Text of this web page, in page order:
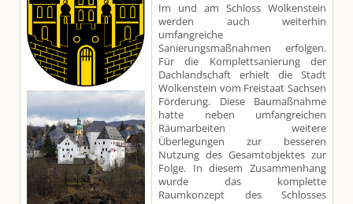
Im und am Schloss Wolkenstein
werden auch weiterhin
umfangreiche
Sanierungsmaßnahmen erfolgen.
Für die Komplettsanierung der
Dachlandschaft erhielt die Stadt
Wolkenstein vom Freistaat Sachsen
Förderung. Diese Baumaßnahme
hatte neben umfangreichen
Räumarbeiten weitere
Überlegungen zur besseren
Nutzung des Gesamtobjektes zur
Folge. In diesem Zusammenhang
wurde das komplette
Raumkonzept des Schlosses